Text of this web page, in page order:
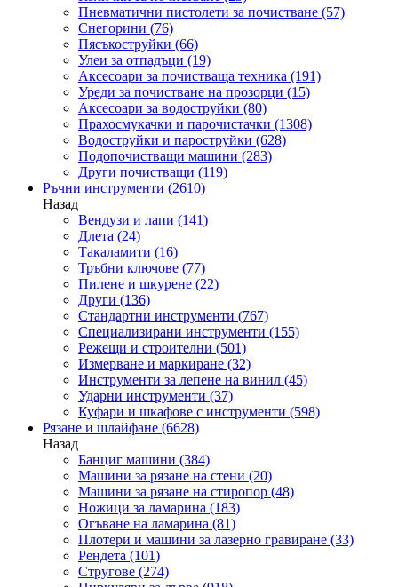
Пневматични пистолети за почистване (57)
Снегорини (76)
Пясъкоструйки (66)
Улеи за отпадъци (19)
Аксесоари за почистваща техника (191)
Уреди за почистване на прозорци (15)
Аксесоари за водоструйки (80)
Прахосмукачки и парочистачки (1308)
Водоструйки и пароструйки (628)
Подопочистващи машини (283)
Други почистващи (119)
Ръчни инструменти (2610)
Назад
Вендузи и лапи (141)
Длета (24)
Такаламити (16)
Тръбни ключове (77)
Пилене и шкурене (22)
Други (136)
Стандартни инструменти (767)
Специализирани инструменти (155)
Режещи и строителни (501)
Измерване и маркиране (32)
Инструменти за лепене на винил (45)
Ударни инструменти (37)
Куфари и шкафове с инструменти (598)
Рязане и шлайфане (6628)
Назад
Банциг машини (384)
Машини за рязане на стени (20)
Машини за рязане на стиропор (48)
Ножици за ламарина (183)
Огъване на ламарина (81)
Плотери и машини за лазерно гравиране (33)
Рендета (101)
Стругове (274)